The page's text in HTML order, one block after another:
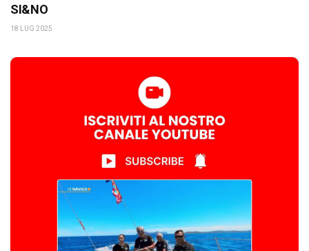
SI&NO
18 LUG 2025